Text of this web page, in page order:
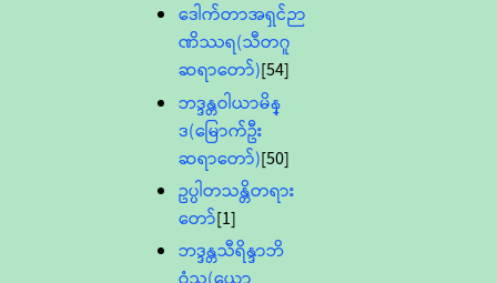
ဒေါက်တာအရှင်ဉာ
ဏိဿရ(သီတဂူ
ဆရာတော်)[54]
ဘဒ္ဒန္တဝါယာမိန္
ဒ(မြောက်ဦး
ဆရာတော်)[50]
ဥပ္ပါတသန္တိတရား
တော်[1]
ဘဒ္ဒန္တသီရိန္ဒာဘိ